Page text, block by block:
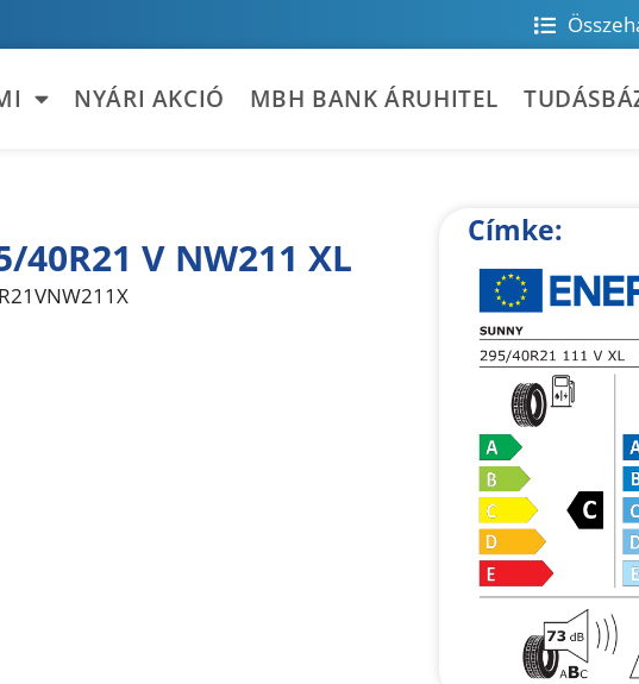
NYÁRI AKCIÓ MBH BANK ÁRUHITEL
40R21 V NW211 XL
Címke: